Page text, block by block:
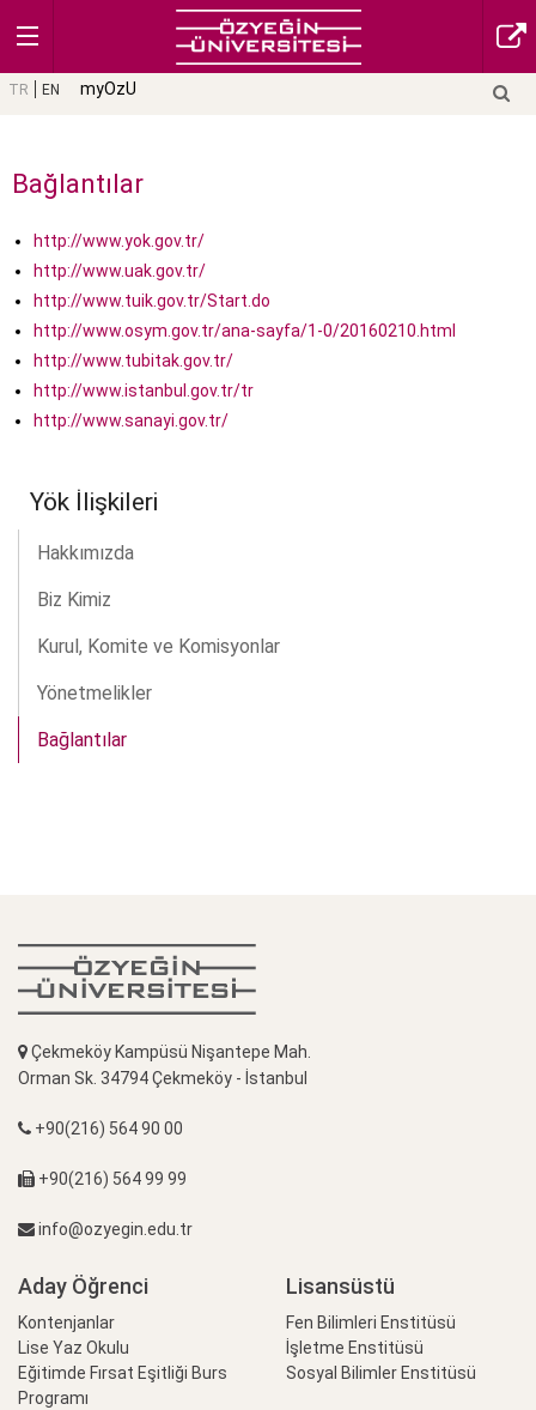
TR EN myOzU
Bağlantılar
http://www.yok.gov.tr/
http://www.uak.gov.tr/
http://www.tuik.gov.tr/Start.do
http://www.osym.gov.tr/ana-sayfa/1-0/20160210.html
http://www.tubitak.gov.tr/
http://www.istanbul.gov.tr/tr
http://www.sanayi.gov.tr/
Yök İlişkileri
Hakkımızda
Biz Kimiz
Kurul, Komite ve Komisyonlar
Yönetmelikler
Bağlantılar
Çekmeköy Kampüsü Nişantepe Mah.
Orman Sk. 34794 Çekmeköy - İstanbul
+90(216) 564 90 00
+90(216) 564 99 99
info@ozyegin.edu.tr
Aday Öğrenci
Kontenjanlar
Lise Yaz Okulu
Eğitimde Fırsat Eşitliği Burs
Programı
Lisansüstü
Fen Bilimleri Enstitüsü
İşletme Enstitüsü
Sosyal Bilimler Enstitüsü